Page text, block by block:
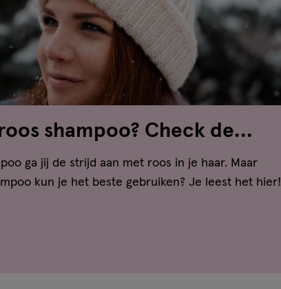
shampoo? Check de
ga jij de strijd aan met roos in je haar. Maar
kun je het beste gebruiken? Je leest het hier!